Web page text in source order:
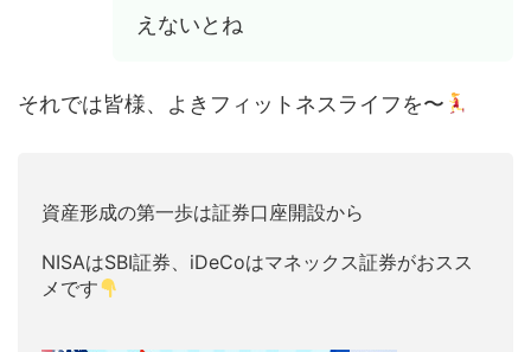
えないとね
それでは皆様、よきフィットネスライフを〜
資産形成の第一歩は証券口座開設から
NISAはSBI証券、iDeCoはマネックス証券がおスス
メです